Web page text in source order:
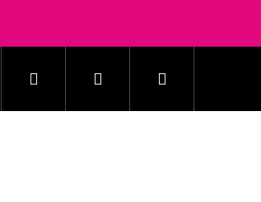
Pranie Domácnosť
Hľadať PrihlásenieNákupný